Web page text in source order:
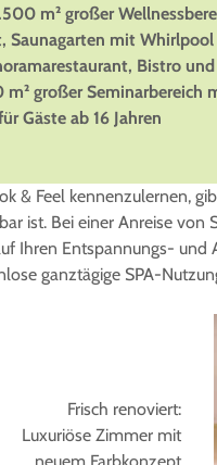
m² großer
Saunagarten mit Whirlpool
Bistro
m² großer Seminarbereich
Gäste ab 16 Jahren
& Feel kennenzulernen,
ist. Bei einer Anreise
Ihren Entspannungs-
ganztägige SPA-
Frisch renoviert:
Luxuriöse Zimmer mit